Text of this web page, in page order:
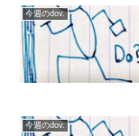
今週のdov.
今週のdov.